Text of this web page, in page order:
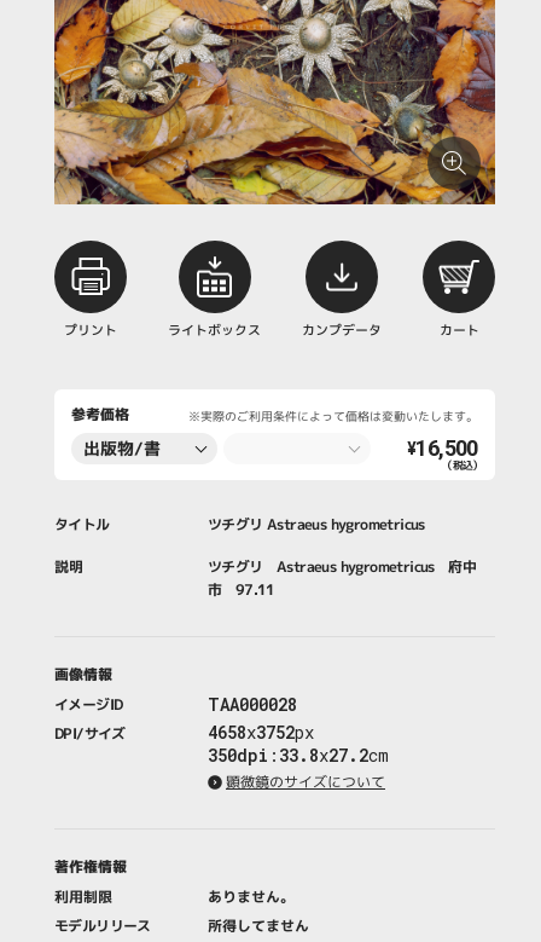
プリント ライトボックス カンプデータ カート
参考価格 ※実際のご利用条件によって価格は変動いたします。
出版物/書
¥16,500
（税込）
タイトル ツチグリ Astraeus hygrometricus
説明
ツチグリ Astraeus hygrometricus 府中
市 97.11
画像情報
イメージID
TAA000028
DPI/サイズ 4658x3752px
350dpi : 33.8x27.2cm
顕微鏡のサイズについて
著作権情報
利用制限
ありません。
モデルリリース
所得してません